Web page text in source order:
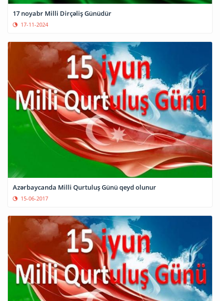
17 noyabr Milli Dirçəliş Günüdür
17-11-2024
Azərbaycanda Milli Qurtuluş Günü qeyd olunur
15-06-2017